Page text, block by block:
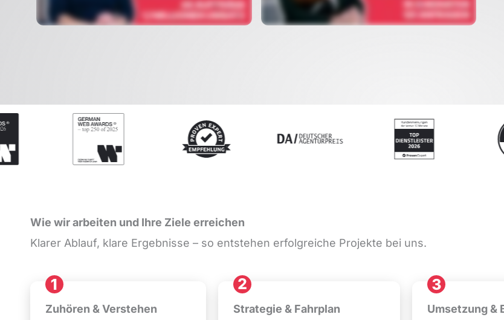
Wie wir arbeiten und Ihre Ziele erreichen
Klarer Ablauf, klare Ergebnisse – so entstehen erfolgreiche Projekte bei uns.
Zuhören & Verstehen
Strategie & Fahrplan
Umsetzung &